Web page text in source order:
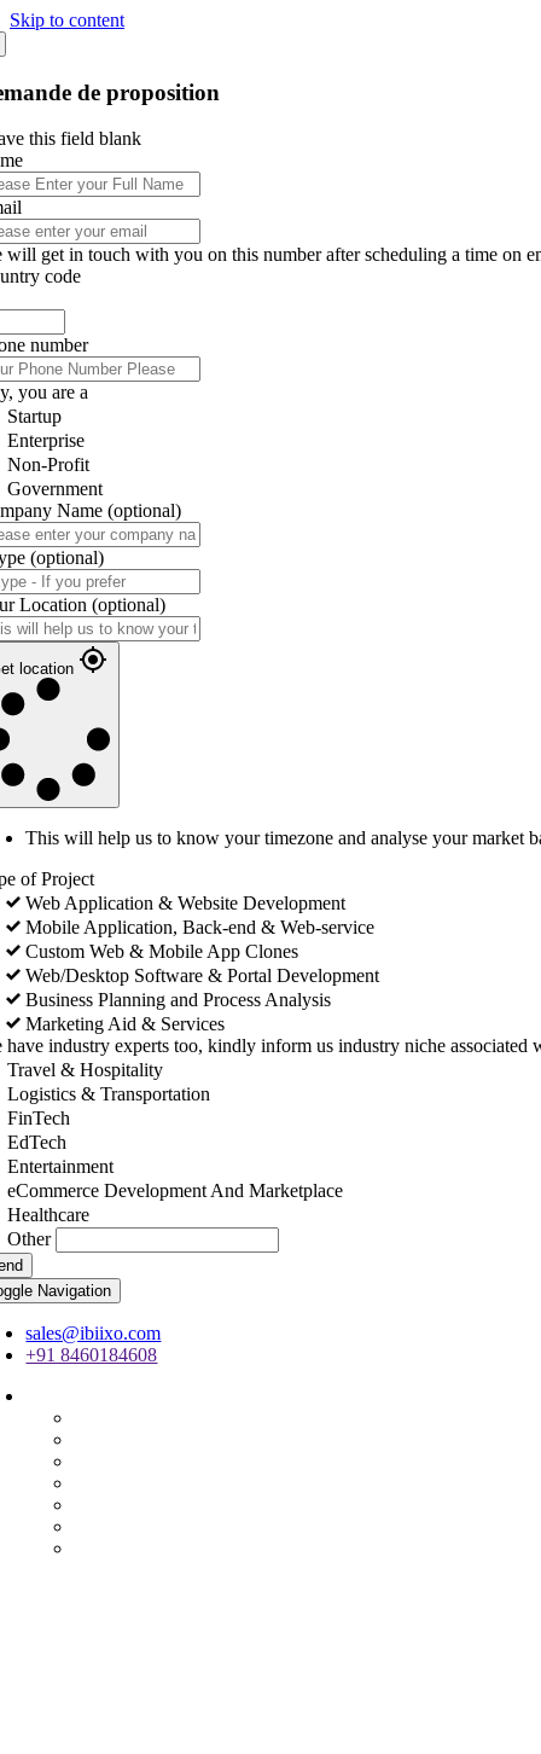
Skip to content
de proposition
this field blank
will get in touch with you on this number after scheduling a time on
code
number
you are a
Startup
Enterprise
Non-Profit
Government
Name (optional)
(optional)
Location (optional)
location
This will help us to know your timezone and analyse your market
of Project
Web Application & Website Development
Mobile Application, Back-end & Web-service
Custom Web & Mobile App Clones
Web/Desktop Software & Portal Development
Business Planning and Process Analysis
Marketing Aid & Services
have industry experts too, kindly inform us industry niche associated
Travel & Hospitality
Logistics & Transportation
FinTech
EdTech
Entertainment
eCommerce Development And Marketplace
Healthcare
Other
Navigation
sales@ibiixo.com
+91 8460184608